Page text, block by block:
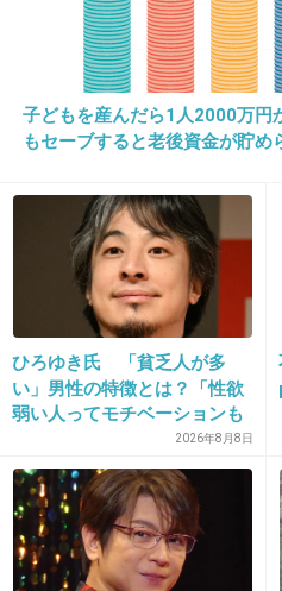
2014/05/31(土) 23:13:11
ぎゃ〜((((；ﾟДﾟ)))))))
怖い‼︎怖い
女の戦いだわ
29. 匿名 2014/05/31(土) 23:13:15
エリカ様髪前より綺麗
子どもを産んだら1人2000万円
もセーブすると老後資金が貯
いない人は潤沢な資金で悠々
様々な意見
ひろゆき氏 「貧乏人が多
い」男性の特徴とは？「性欲
弱い人ってモチベーションも
低いので貧乏人多い」2026年8月8日